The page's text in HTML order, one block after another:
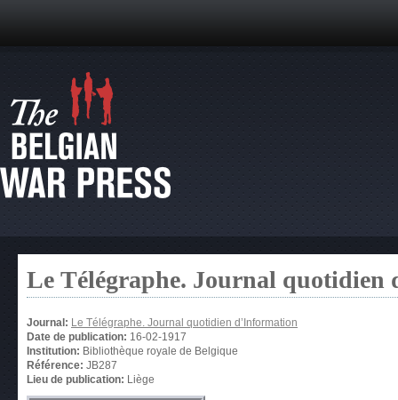
Le Télégraphe. Journal quotidien
Journal: Le Télégraphe. Journal quotidien d’Information
Date de publication: 16-02-1917
Institution: Bibliothèque royale de Belgique
Référence: JB287
Lieu de publication: Liège